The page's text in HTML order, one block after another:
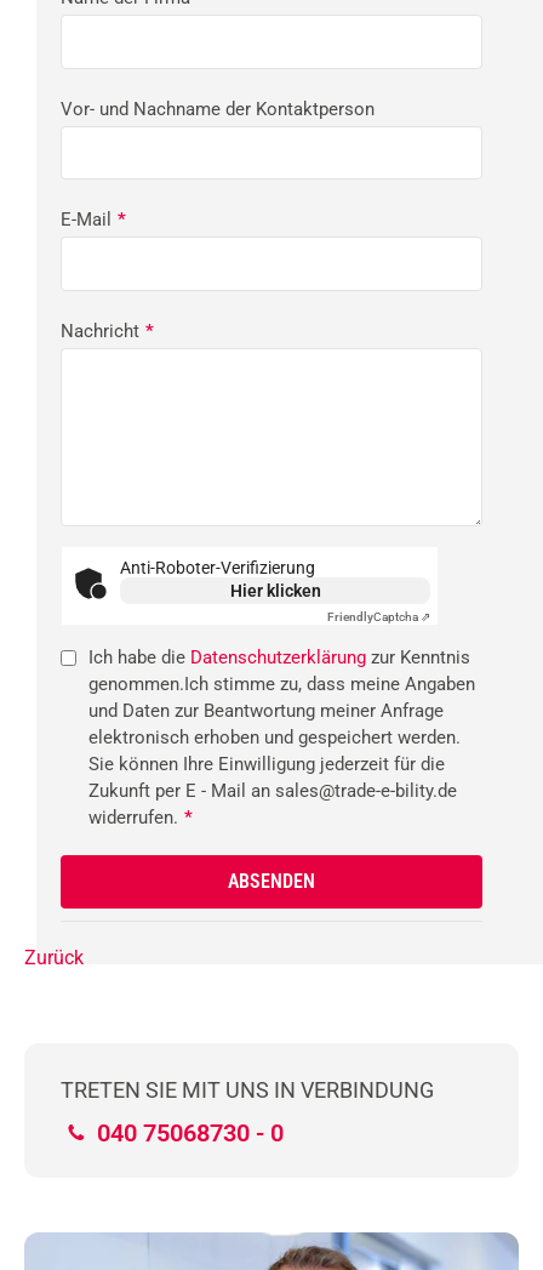
Vor- und Nachname der Kontaktperson
E-Mail *
Nachricht *
Anti-Roboter-Verifizierung
Hier klicken
FriendlyCaptcha ⇗
Ich habe die Datenschutzerklärung zur Kenntnis
genommen.Ich stimme zu, dass meine Angaben
und Daten zur Beantwortung meiner Anfrage
elektronisch erhoben und gespeichert werden.
Sie können Ihre Einwilligung jederzeit für die
Zukunft per E - Mail an sales@trade-e-bility.de
widerrufen. *
Zurück
TRETEN SIE MIT UNS IN VERBINDUNG
040 75068730 - 0